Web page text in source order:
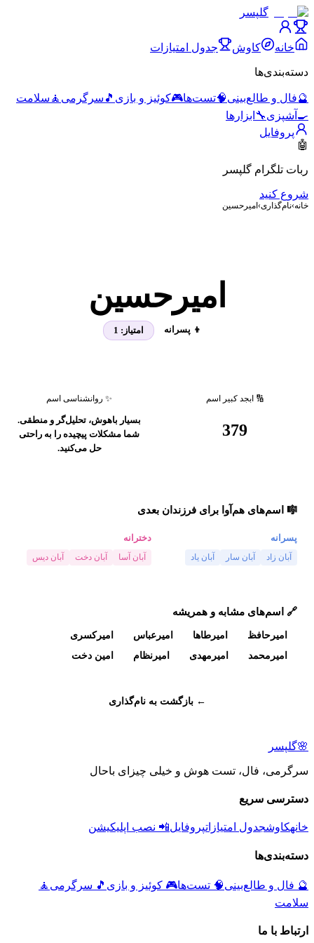
گلپسر
خانه کاوش جدول امتیازات
دسته‌بندی‌ها
🔮فال و طالع‌بینی🧠تست‌ها🎮کوئیز و بازی 🎵 سرگرمی 🧘 سلامت
🍳 آشپزی🔧 ابزارها
پروفایل
🤖
ربات تلگرام گلپسر
شروع کنید
خانه›نام‌گذاری› امیرحسین
امیرحسین
👦 پسرانه امتیاز: 1
🔢 ابجد کبیر اسم
379
✨ روانشناسی اسم
بسیار باهوش، تحلیل‌گر و منطقی.
شما مشکلات پیچیده را به راحتی
حل می‌کنید.
🎼 اسم‌های هم‌آوا برای فرزندان بعدی
پسرانه
آبان زاد آبان سار آبان یاد
دخترانه
آبان آسا آبان دخت آبان دیس
🔗 اسم‌های مشابه و همریشه
امیرحافظ امیرطاها امیرعباس
امیرکسری
امیرمحمد
امیرمهدی امیرنظام امین دخت
← بازگشت به نام‌گذاری
🌸گلپسر
سرگرمی، فال، تست هوش و خیلی چیزای باحال
دسترسی سریع
خانهکاوشجدول امتیازاتپروفایل📲 نصب اپلیکیشن
دسته‌بندی‌ها
🔮 فال و طالع‌بینی🧠 تست‌ها🎮 کوئیز و بازی 🎵 سرگرمی 🧘
سلامت
ارتباط با ما